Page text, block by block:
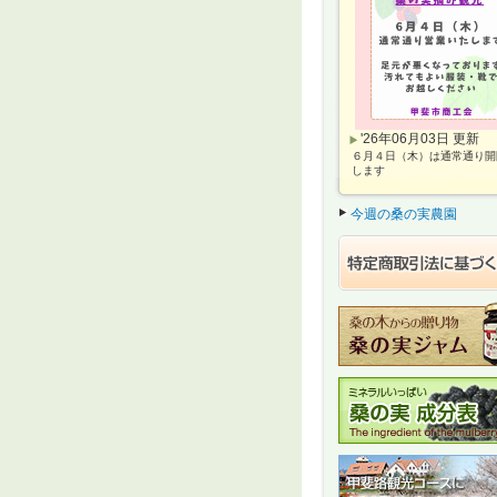
'26年06月03日 更新
６月４日（木）は通常通り
します
今週の桑の実農園